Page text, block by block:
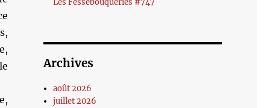
Les Fessebouqueries #747
Archives
août 2026
juillet 2026